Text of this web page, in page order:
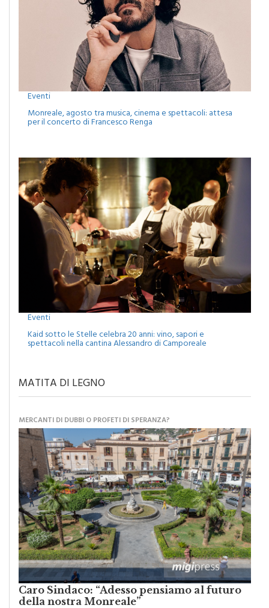
Eventi
Monreale, agosto tra musica, cinema e spettacoli: attesa
per il concerto di Francesco Renga
Eventi
Kaid sotto le Stelle celebra 20 anni: vino, sapori e
spettacoli nella cantina Alessandro di Camporeale
MATITA DI LEGNO
MERCANTI DI DUBBI O PROFETI DI SPERANZA?
Caro Sindaco: “Adesso pensiamo al futuro
della nostra Monreale”